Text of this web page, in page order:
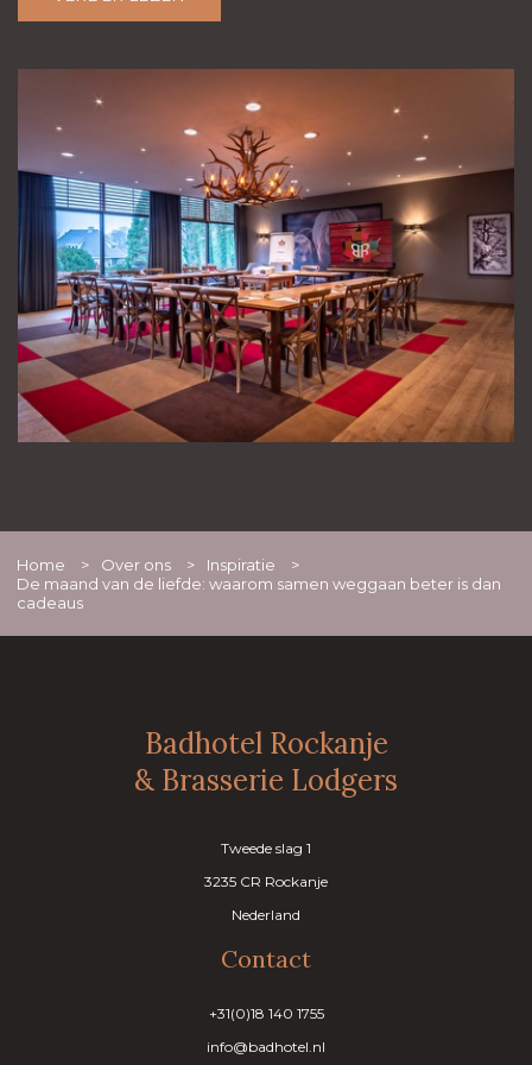
Home > Over ons > Inspiratie
>
De maand van de liefde: waarom samen weggaan beter is dan
cadeaus
Badhotel Rockanje
& Brasserie Lodgers
Tweede slag 1
3235 CR Rockanje
Nederland
Contact
+31(0)18 140 1755
info@badhotel.nl